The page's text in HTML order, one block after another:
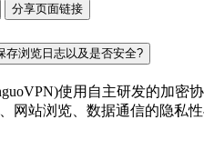
分享页面链接
存浏览日志以及是否安全?
使用自主研发的加
网站浏览、数据通信的隐私性